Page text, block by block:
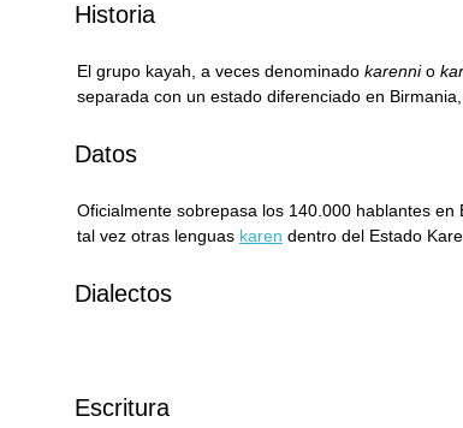
Historia
El grupo kayah, a veces denominado karennio
separada con un estado diferenciado en
Datos
Oficialmente sobrepasa los 140.000 hablantes
tal vez otras lenguas karen dentro del Estado
Dialectos
Escritura